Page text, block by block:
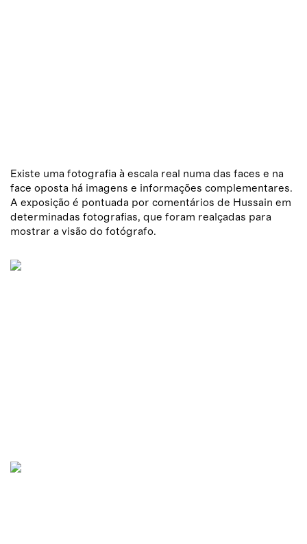
Existe uma fotografia à escala real numa das faces e na
face oposta há imagens e informações complementares.
A exposição é pontuada por comentários de Hussain em
determinadas fotografias, que foram realçadas para
mostrar a visão do fotógrafo.